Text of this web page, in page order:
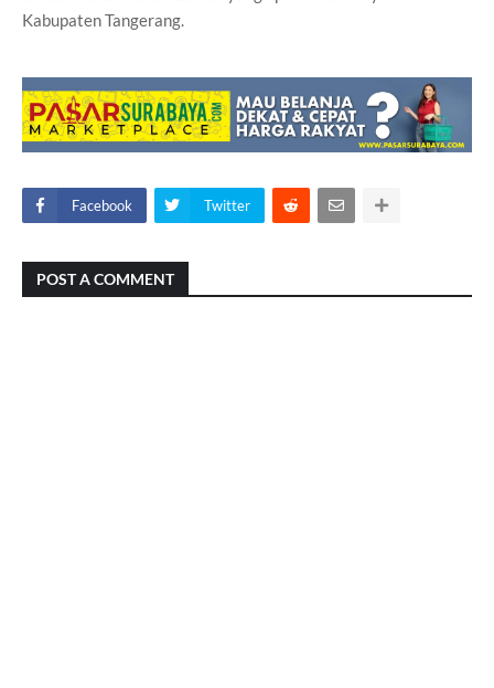
Kabupaten Tangerang.
Facebook Twitter
POST A COMMENT